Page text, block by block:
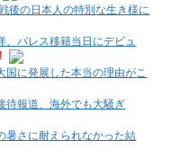
後の日本人の特別な生き様に
、パレス移籍当日にデビュ
に発展した本当の理由がこ
待報道、海外でも大騒ぎ
暑さに耐えられなかった結